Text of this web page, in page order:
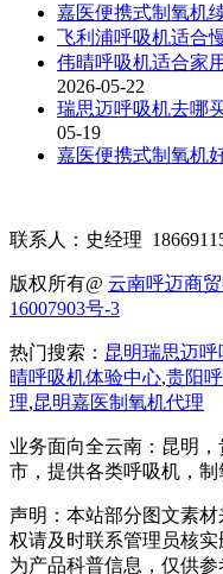
嘉医便携式制氧机
飞利浦呼吸机适合
伟晴呼吸机适合家
2026-05-22
瑞思迈呼吸机去哪
05-19
嘉医便携式制氧机
联系人：史经理
版权所有@ 云南呼迈商
16007903号-3
热门搜索： 昆明瑞思迈呼
晴呼吸机体验中心,贵阳
理,昆明嘉医制氧机代理
业务面向全云南：昆明
市，提供各类呼吸机，制
声明：本站部分图文素
权请及时联系管理员核
为产品科普信息，仅供参